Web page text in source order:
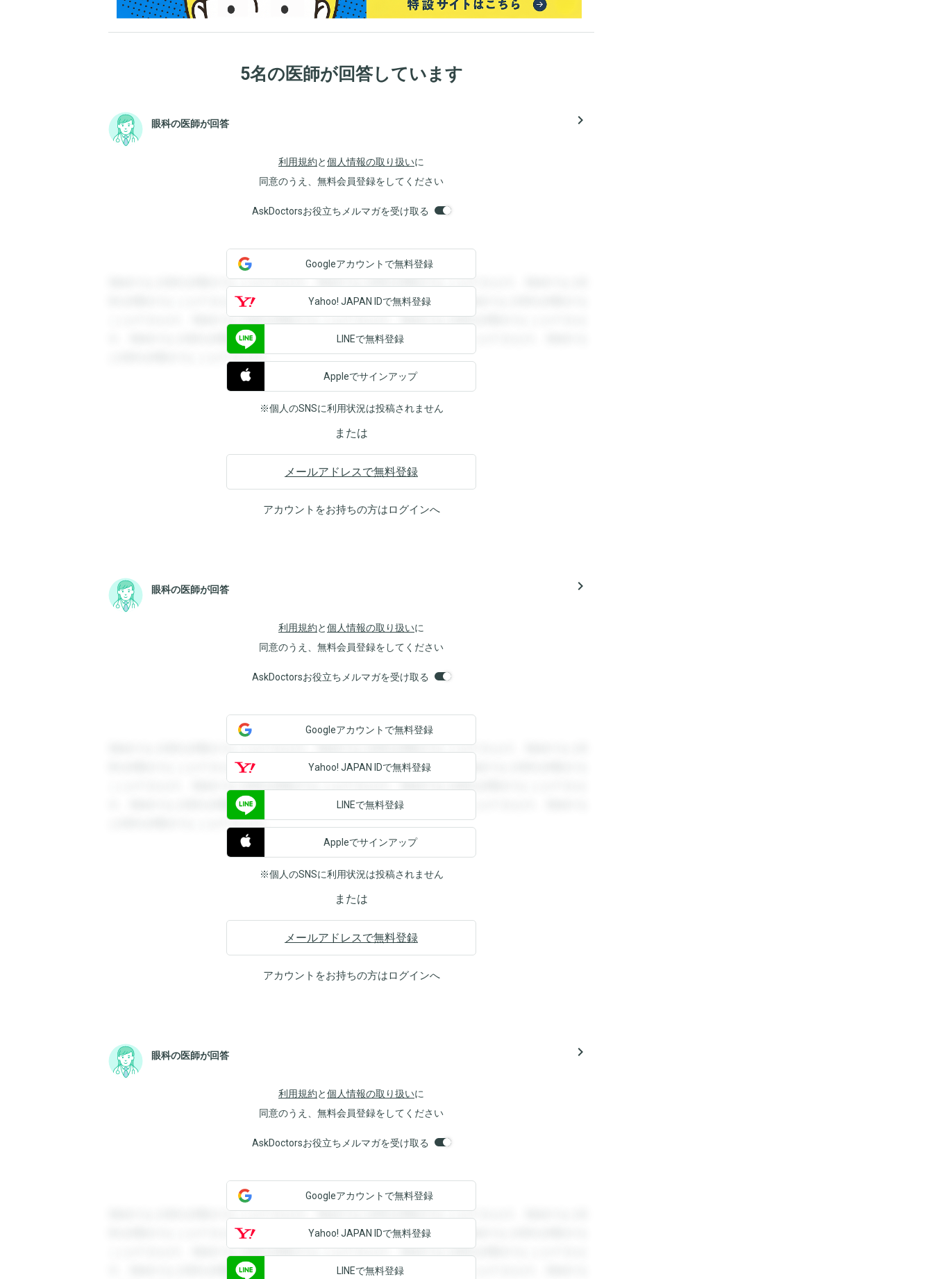
5名の医師が回答しています
眼科の医師が回答 navigate_next
利用規約と個人情報の取り扱いに
同意のうえ、無料会員登録をしてください
AskDoctorsお役立ちメルマガを受け取る
登録すると回答を閲覧することができます。登録すると回答を閲覧することができます。登録すると回
答を閲覧することができます。登録すると回答を閲覧することができます。登録すると回答を閲覧する
ことができます。登録すると回答を閲覧することができます。登録すると回答を閲覧することができま
す。登録すると回答を閲覧することができます。登録すると回答を閲覧することができます。登録する
と回答を閲覧することができます。
Googleアカウントで無料登録
Yahoo! JAPAN IDで無料登録
LINEで無料登録
Appleでサインアップ
※個人のSNSに利用状況は投稿されません
または
メールアドレスで無料登録
アカウントをお持ちの方はログインへ
眼科の医師が回答 navigate_next
利用規約と個人情報の取り扱いに
同意のうえ、無料会員登録をしてください
AskDoctorsお役立ちメルマガを受け取る
登録すると回答を閲覧することができます。登録すると回答を閲覧することができます。登録すると回
答を閲覧することができます。登録すると回答を閲覧することができます。登録すると回答を閲覧する
ことができます。登録すると回答を閲覧することができます。登録すると回答を閲覧することができま
す。登録すると回答を閲覧することができます。登録すると回答を閲覧することができます。登録する
と回答を閲覧することができます。
Googleアカウントで無料登録
Yahoo! JAPAN IDで無料登録
LINEで無料登録
Appleでサインアップ
※個人のSNSに利用状況は投稿されません
または
メールアドレスで無料登録
アカウントをお持ちの方はログインへ
眼科の医師が回答 navigate_next
利用規約と個人情報の取り扱いに
同意のうえ、無料会員登録をしてください
AskDoctorsお役立ちメルマガを受け取る
登録すると回答を閲覧することができます。登録すると回答を閲覧することができます。登録すると回
答を閲覧することができます。登録すると回答を閲覧することができます。登録すると回答を閲覧する
ことができます。登録すると回答を閲覧することができます。登録すると回答を閲覧することができま
す。登録すると回答を閲覧することができます。登録すると回答を閲覧することができます。登録する
Googleアカウントで無料登録
Yahoo! JAPAN IDで無料登録
LINEで無料登録